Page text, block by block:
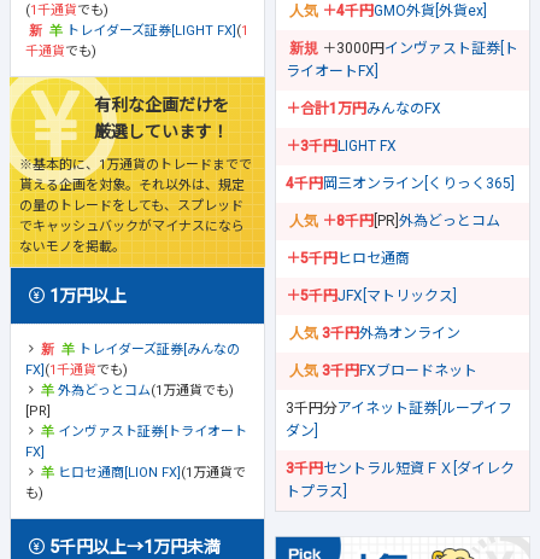
(1千通貨でも)
トレイダーズ証券[LIGHT FX] (1
千通貨でも)
有利な企画だけを
厳選しています！
※基本的に、1万通貨のトレードまでで
貰える企画を対象。それ以外は、規定
の量のトレードをしても、スプレッド
でキャッシュバックがマイナスになら
ないモノを掲載。
1万円以上
トレイダーズ証券[みんなの
FX] (1千通貨でも)
外為どっとコム(1万通貨でも)
[PR]
インヴァスト証券[トライオート
FX]
ヒロセ通商[LION FX] (1万通貨で
も)
5千円以上→1万円未満
＋4千円GMO外貨[外貨ex]
＋3000円 インヴァスト証券[ト
ライオートFX]
＋合計1万円みんなのFX
＋3千円LIGHT FX
4千円岡三オンライン[くりっく365]
＋8千円 [PR] 外為どっとコム
＋5千円ヒロセ通商
＋5千円JFX[マトリックス]
3千円外為オンライン
3千円FXブロードネット
3千円分アイネット証券[ループイフ
ダン]
3千円セントラル短資ＦＸ[ダイレク
トプラス]